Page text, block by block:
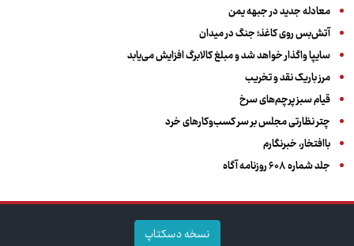
معادله جدید در جبهه یمن
آتش‌بس روی کاغذ؛ جنگ در میدان
سایپا واگذار خواهد شد و مبلغ کالابرگ افزایش می‌یابد
مرز باریک نقد و تخریب
قیام سبز پرچم‌های سرخ
چتر نظارتی مجلس بر سر کسب‌وکارهای خرد
باافتخار، خبرنگارم
جلد شماره ۶۰۸ روزنامه آگاه
نسخه دسکتاپ